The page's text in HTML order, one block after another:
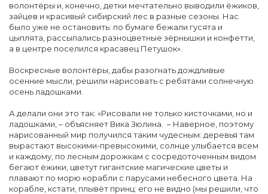
волонтёры и, конечно, детки мечтательно выводили ёжиков,
зайцев и красивый сибирский лес в разные сезоны. Нас
было уже не остановить: по бумаге бежали гусята и
цыплята, рассыпались разноцветные зёрнышки и конфетти,
а в центре поселился красавец Петушок».
Воскресные волонтёры, дабы разогнать дождливые
осенние мысли, решили нарисовать с ребятами солнечную
осень ладошками.
А делали они это так: «Рисовали не только кисточками, но и
ладошками, – объясняет Вика Зюлина. – Наверное, поэтому
нарисованный мир получился таким чудесным: деревья там
вырастают высокими-превысокими, солнце улыбается всем
и каждому, по лесным дорожкам с сосредоточенным видом
бегают ёжики, цветут гигантские магические цветы и
плавают по морю корабли с парусами небесного цвета. На
корабле, кстати, плывёт принц: его не видно (мы решили, что